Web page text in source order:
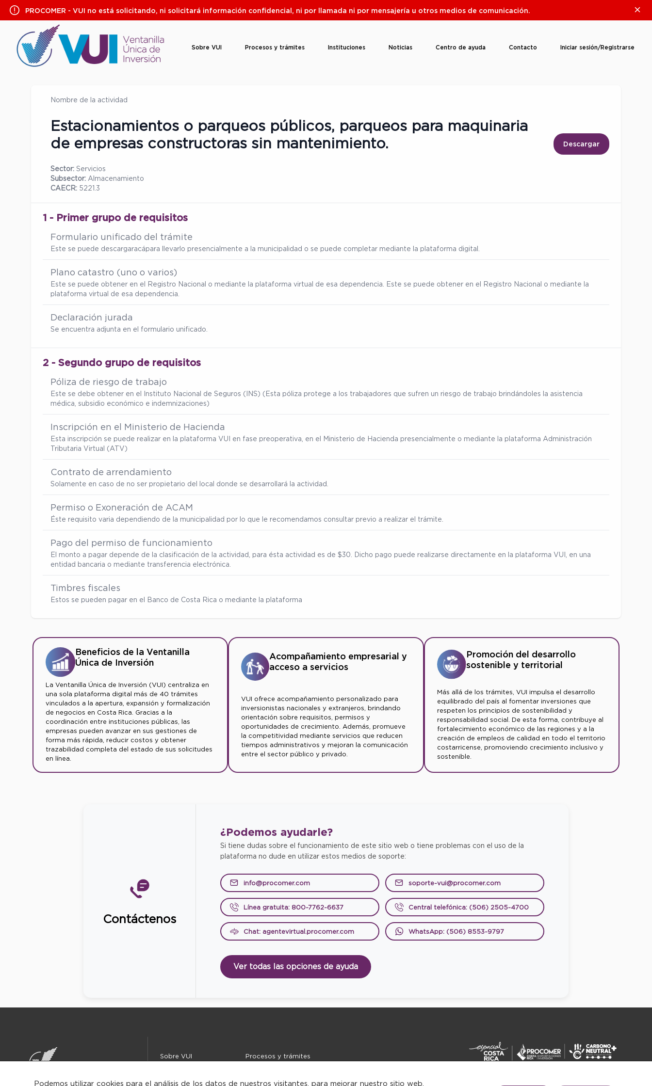
Saltar
PROCOMER - VUI no está solicitando, ni solicitará información confidencial, ni por llamada ni por mensajería u otros medios de comunicación.
Sobre VUI Procesos y trámites Instituciones Noticias Centro de ayuda Contacto Iniciar sesión/Registrarse
Nombre de la actividad
Estacionamientos o parqueos públicos, parqueos para maquinaria
de empresas constructoras sin mantenimiento.
Sector: Servicios
Subsector: Almacenamiento
CAECR: 5221.3
Descargar
1 - Primer grupo de requisitos
Formulario unificado del trámite
Este se puede descargaracápara llevarlo presencialmente a la municipalidad o se puede completar mediante la plataforma digital.
Plano catastro (uno o varios)
Este se puede obtener en el Registro Nacional o mediante la plataforma virtual de esa dependencia. Este se puede obtener en el Registro Nacional o mediante la
plataforma virtual de esa dependencia.
Declaración jurada
Se encuentra adjunta en el formulario unificado.
2 - Segundo grupo de requisitos
Póliza de riesgo de trabajo
Este se debe obtener en el Instituto Nacional de Seguros (INS) (Esta póliza protege a los trabajadores que sufren un riesgo de trabajo brindándoles la asistencia
médica, subsidio económico e indemnizaciones)
Inscripción en el Ministerio de Hacienda
Esta inscripción se puede realizar en la plataforma VUI en fase preoperativa, en el Ministerio de Hacienda presencialmente o mediante la plataforma Administración
Tributaria Virtual (ATV)
Contrato de arrendamiento
Solamente en caso de no ser propietario del local donde se desarrollará la actividad.
Permiso o Exoneración de ACAM
Éste requisito varia dependiendo de la municipalidad por lo que le recomendamos consultar previo a realizar el trámite.
Pago del permiso de funcionamiento
El monto a pagar depende de la clasificación de la actividad, para ésta actividad es de $30. Dicho pago puede realizarse directamente en la plataforma VUI, en una
entidad bancaria o mediante transferencia electrónica.
Timbres fiscales
Estos se pueden pagar en el Banco de Costa Rica o mediante la plataforma
Beneficios de la Ventanilla
Única de Inversión
La Ventanilla Única de Inversión (VUI) centraliza en
una sola plataforma digital más de 40 trámites
vinculados a la apertura, expansión y formalización
de negocios en Costa Rica. Gracias a la
coordinación entre instituciones públicas, las
empresas pueden avanzar en sus gestiones de
forma más rápida, reducir costos y obtener
trazabilidad completa del estado de sus solicitudes
en línea.
Acompañamiento empresarial y
acceso a servicios
VUI ofrece acompañamiento personalizado para
inversionistas nacionales y extranjeros, brindando
orientación sobre requisitos, permisos y
oportunidades de crecimiento. Además, promueve
la competitividad mediante servicios que reducen
tiempos administrativos y mejoran la comunicación
entre el sector público y privado.
Promoción del desarrollo
sostenible y territorial
Más allá de los trámites, VUI impulsa el desarrollo
equilibrado del país al fomentar inversiones que
respeten los principios de sostenibilidad y
responsabilidad social. De esta forma, contribuye al
fortalecimiento económico de las regiones y a la
creación de empleos de calidad en todo el territorio
costarricense, promoviendo crecimiento inclusivo y
sostenible.
Contáctenos
¿Podemos ayudarle?
Si tiene dudas sobre el funcionamiento de este sitio web o tiene problemas con el uso de la
plataforma no dude en utilizar estos medios de soporte:
info@procomer.com soporte-vui@procomer.com
Línea gratuita: 800-7762-6637 Central telefónica: (506) 2505-4700
Chat: agentevirtual.procomer.com WhatsApp: (506) 8553-9797
Ver todas las opciones de ayuda
Sobre VUI
Procesos y trámites
Centro de ayuda
Contacto
Podemos utilizar cookies para el análisis de los datos de nuestros visitantes, para mejorar nuestro sitio web,